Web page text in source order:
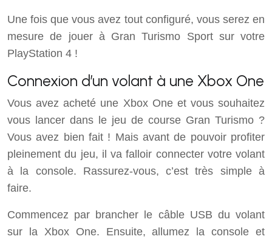
Une fois que vous avez tout configuré, vous serez en
mesure de jouer à Gran Turismo Sport sur votre
PlayStation 4 !
Connexion d’un volant à une Xbox One
Vous avez acheté une Xbox One et vous souhaitez
vous lancer dans le jeu de course Gran Turismo ?
Vous avez bien fait ! Mais avant de pouvoir profiter
pleinement du jeu, il va falloir connecter votre volant
à la console. Rassurez-vous, c’est très simple à
faire.
Commencez par brancher le câble USB du volant
sur la Xbox One. Ensuite, allumez la console et